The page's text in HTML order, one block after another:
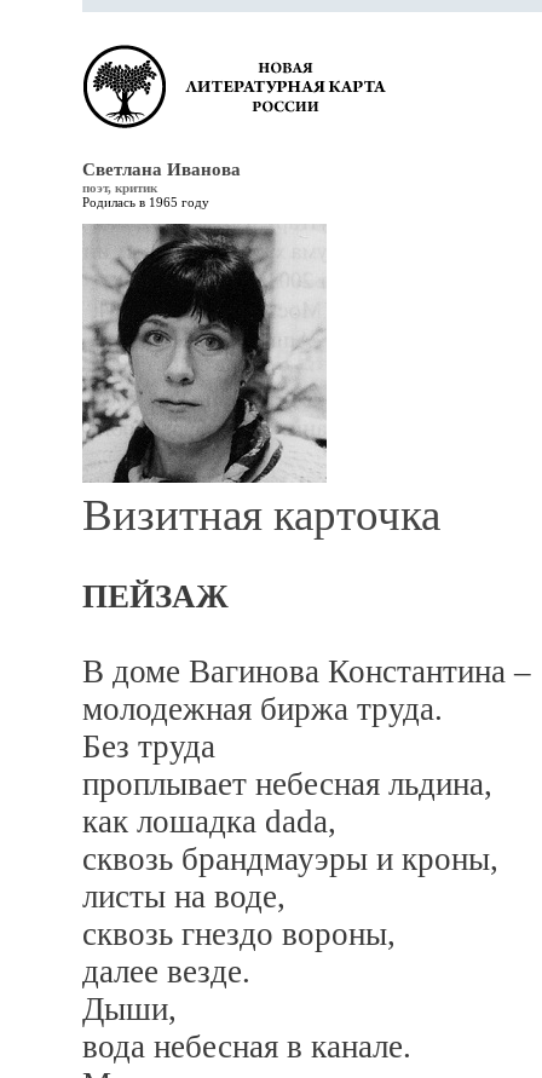
Светлана Иванова
поэт, критик
Родилась в 1965 году
Визитная карточка
ПЕЙЗАЖ
В доме Вагинова Константина –
молодежная биржа труда.
Без труда
проплывает небесная льдина,
как лошадка dada,
сквозь брандмауэры и кроны,
листы на воде,
сквозь гнездо вороны,
далее везде.
Дыши,
вода небесная в канале.